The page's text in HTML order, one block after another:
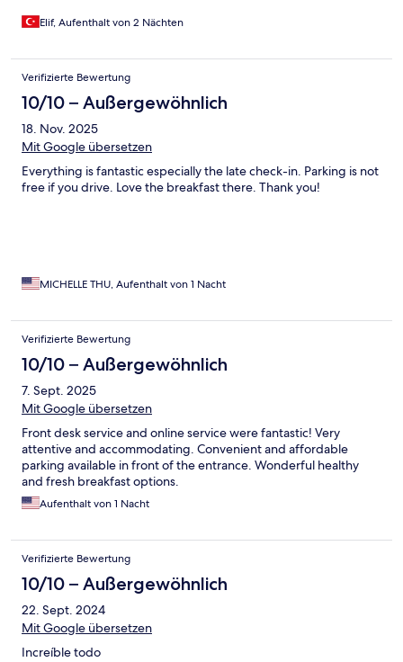
Elif, Aufenthalt von 2 Nächten
Verifizierte Bewertung
10/10 – Außergewöhnlich
18. Nov. 2025
Mit Google übersetzen
Everything is fantastic especially the late check-in. Parking is not
free if you drive. Love the breakfast there. Thank you!
MICHELLE THU, Aufenthalt von 1 Nacht
Verifizierte Bewertung
10/10 – Außergewöhnlich
7. Sept. 2025
Mit Google übersetzen
Front desk service and online service were fantastic! Very
attentive and accommodating. Convenient and affordable
parking available in front of the entrance. Wonderful healthy
and fresh breakfast options.
Aufenthalt von 1 Nacht
Verifizierte Bewertung
10/10 – Außergewöhnlich
22. Sept. 2024
Mit Google übersetzen
Increíble todo